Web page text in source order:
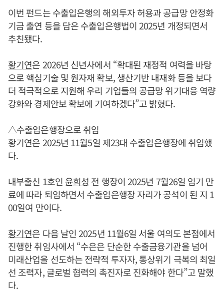
이번 펀드는 수출입은행의 해외투자 허용과 공급망 안정화
기금 출연 등을 담은 수출입은행법이 2025년 개정되면서
추친됐다.
황기연은 2026년 신년사에서 “확대된 재정적 여력을 바탕
으로 핵심기술 및 원자재 확보, 생산기반 내재화 등을 보다
더 적극적으로 지원해 우리 기업들의 공급망 위기대응 역량
강화와 경제안보 확보에 기여하겠다”고 밝혔다.
△수출입은행장으로 취임
황기연은 2025년 11월5일 제23대 수출입은행장에 취임했
다.
내부출신 1호인 윤희성 전 행장이 2025년 7월26일 임기 만
료에 따라 퇴임하면서 수출입은행장 자리가 공석이 된 지 1
00일여 만이다.
황기연은 다음 날인 2025년 11월6일 서울 여의도 본점에서
진행한 취임사에서 “수은은 단순한 수출금융기관을 넘어
미래산업을 선도하는 전략적 투자자, 통상위기 극복의 최일
선 조력자, 글로벌 협력의 촉진자로 진화해야 한다”고 말했
다.